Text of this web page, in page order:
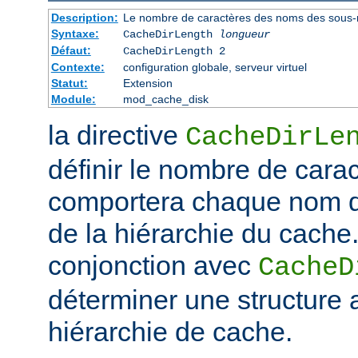
Description: Le nombre de caractères des noms des
Syntaxe:
CacheDirLength
longueur
Défaut:
CacheDirLength 2
Contexte:
configuration globale, serveur virtuel
Statut:
Extension
Module:
mod_cache_disk
la directive
définir le nombre de
comportera chaque nom
de la hiérarchie du
conjonction avec
déterminer une structure
hiérarchie de cache.